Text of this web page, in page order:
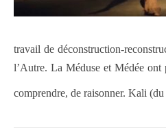
travail de déconstruction-
l’Autre. La Méduse et Médée ont
comprendre, de raisonner. Kali